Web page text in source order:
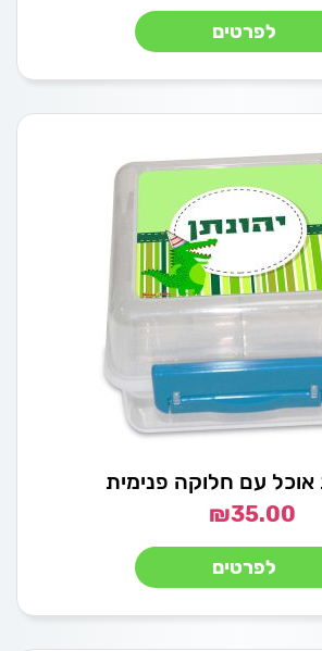
לפרטים
עם חלוקה פנימית
₪35.00
לפרטים